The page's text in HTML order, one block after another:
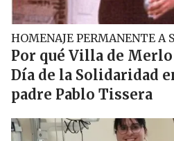
HOMENAJE PERMANENTE A
Por qué Villa de
Día de la Solidaridad
padre Pablo Tissera